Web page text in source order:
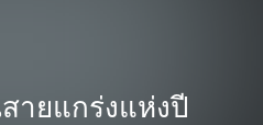
ายแกร่งแห่งปี